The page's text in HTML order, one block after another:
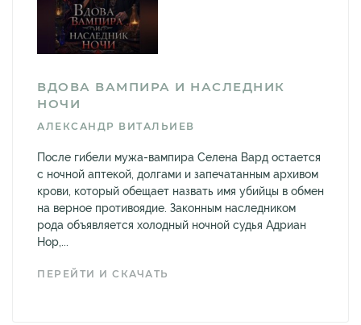
ВДОВА ВАМПИРА И НАСЛЕДНИК
НОЧИ
АЛЕКСАНДР ВИТАЛЬИЕВ
После гибели мужа-вампира Селена Вард остается
с ночной аптекой, долгами и запечатанным архивом
крови, который обещает назвать имя убийцы в обмен
на верное противоядие. Законным наследником
рода объявляется холодный ночной судья Адриан
Нор,...
ПЕРЕЙТИ И СКАЧАТЬ